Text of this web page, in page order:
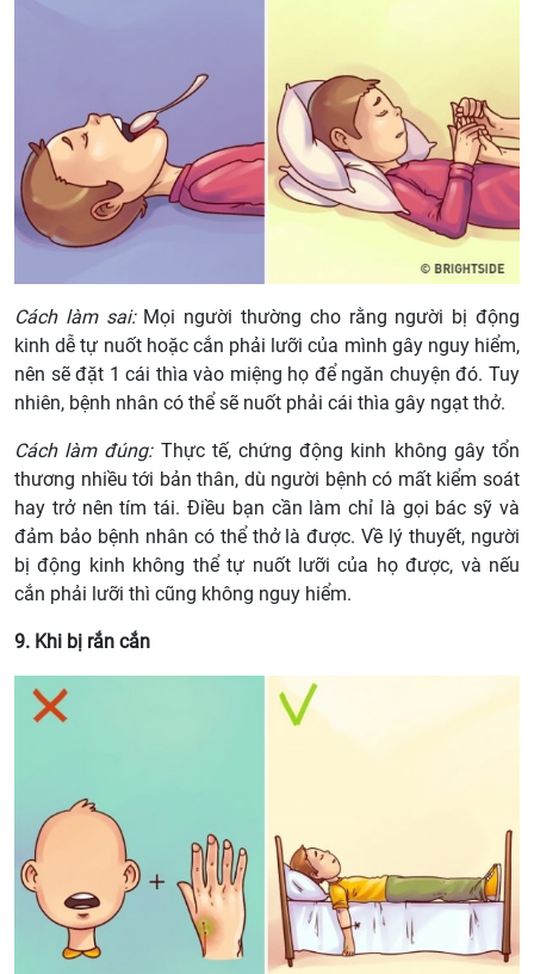
Cách làm sai: Mọi người thường cho rằng người bị động
kinh dễ tự nuốt hoặc cắn phải lưỡi của mình gây nguy hiểm,
nên sẽ đặt 1 cái thìa vào miệng họ để ngăn chuyện đó. Tuy
nhiên, bệnh nhân có thể sẽ nuốt phải cái thìa gây ngạt thở.
Cách làm đúng:Thực tế, chứng động kinh không gây tổn
thương nhiều tới bản thân, dù người bệnh có mất kiểm soát
hay trở nên tím tái. Điều bạn cần làm chỉ là gọi bác sỹ và
đảm bảo bệnh nhân có thể thở là được. Về lý thuyết, người
bị động kinh không thể tự nuốt lưỡi của họ được, và nếu
cắn phải lưỡi thì cũng không nguy hiểm.
9. Khi bị rắn cắn